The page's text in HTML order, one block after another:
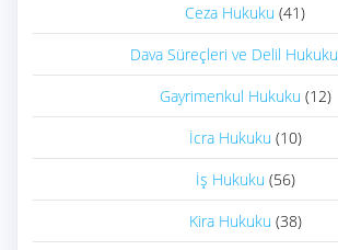
Ceza Hukuku (41)
Dava Süreçleri ve Delil Hukuku
Gayrimenkul Hukuku (12)
İcra Hukuku (10)
İş Hukuku (56)
Kira Hukuku (38)